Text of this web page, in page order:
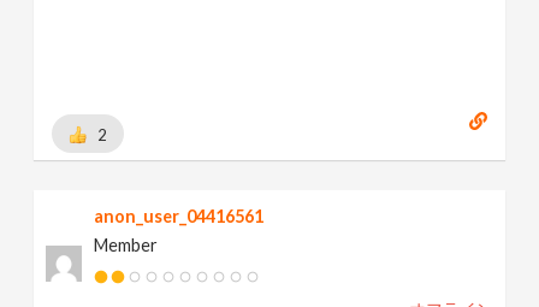
2
anon_user_04416561
Member